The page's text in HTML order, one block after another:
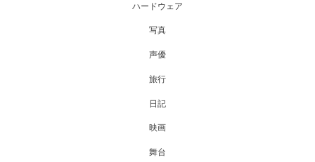
ハードウェア
写真
声優
旅行
日記
映画
舞台